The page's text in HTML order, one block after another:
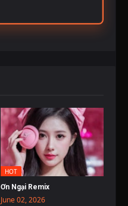
HOT
Ơn Ngại Remix
June 02, 2026